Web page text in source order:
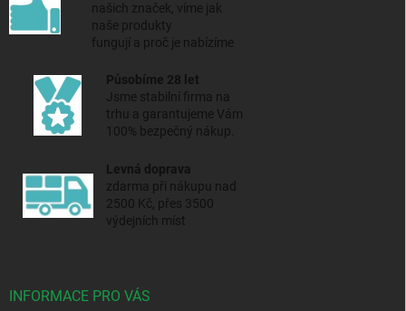
našich značek, víme jak
naše produkty
fungují a proč je nabízíme
Působíme 28 let
Jsme stabilní firma na
trhu a garantujeme Vám
100% bezpečný nákup.
Levná doprava
zdarma při nákupu nad
2500 Kč, přes 3500
výdejních míst
INFORMACE PRO VÁS